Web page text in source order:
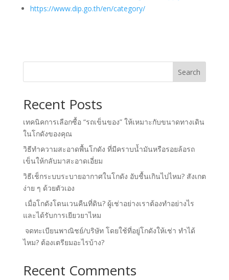
https://www.dip.go.th/en/category/
Search
Recent Posts
เทคนิคการเลือกซื้อ “รถเข็นของ” ให้เหมาะกับขนาดทางเดิน
ในโกดังของคุณ
วิธีทำความสะอาดพื้นโกดัง ที่มีคราบน้ำมันหรือรอยล้อรถ
เข็นให้กลับมาสะอาดเอี่ยม
วิธีเช็กระบบระบายอากาศในโกดัง อับชื้นเกินไปไหม? สังเกต
ง่าย ๆ ด้วยตัวเอง
เมื่อโกดังโดนเวนคืนที่ดิน? ผู้เช่าอย่างเราต้องทำอย่างไร
และได้รับการเยียวยาไหม
จดทะเบียนพาณิชย์/บริษัท โดยใช้ที่อยู่โกดังให้เช่า ทำได้
ไหม? ต้องเตรียมอะไรบ้าง?
Recent Comments